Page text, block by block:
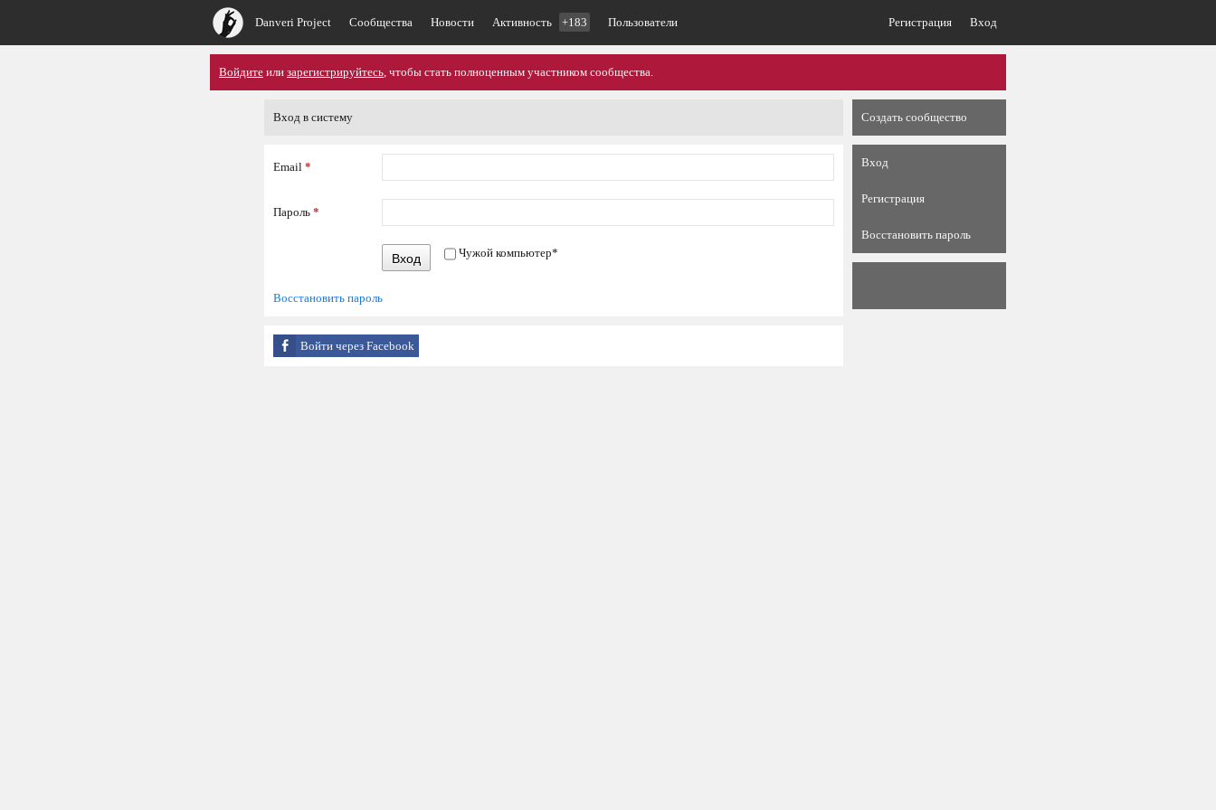
Danveri Project Сообщества Новости Активность +183 Пользователи Регистрация Вход
Войдите или зарегистрируйтесь, чтобы стать полноценным участником сообщества.
Вход в систему
Email *
Пароль *
Вход Чужой компьютер*
Восстановить пароль
Войти через Facebook
Создать сообщество
Вход
Регистрация
Восстановить пароль